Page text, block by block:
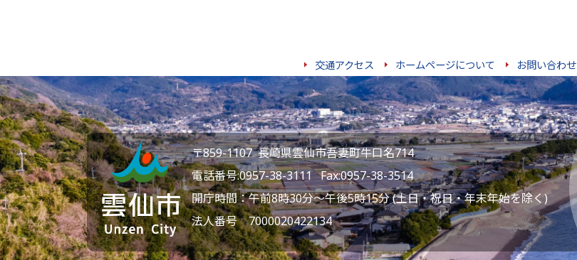
交通アクセス ホームページについて お問い合わせ
〒859-1107 長崎県雲仙市吾妻町牛口名714
電話番号:0957-38-3111Fax:0957-38-3514
開庁時間：午前8時30分～午後5時15分 (土日・祝日・年末年始を除く)
法人番号 7000020422134